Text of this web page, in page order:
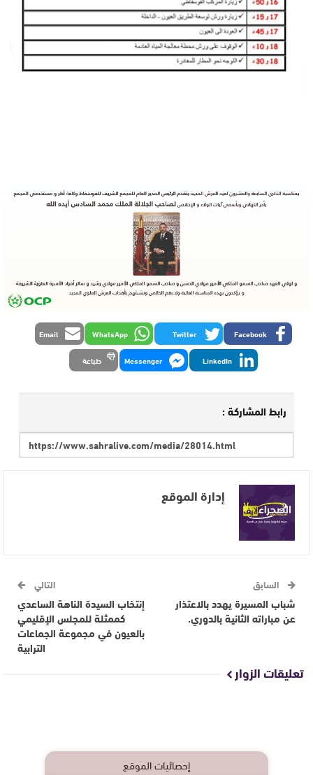
Facebook
Twitter
WhatsApp
Email
LinkedIn
Messenger طباعة
رابط المشاركة :
إدارة الموقع
السابق
شباب المسيرة يهدد بالاعتذار
عن مباراته الثانية بالدوري.
التالي
إنتخاب السيدة الناهة الساعدي
كممثلة للمجلس الإقليمي
بالعيون في مجموعة الجماعات
الترابية
تعليقات الزوار
إحصائيات الموقع